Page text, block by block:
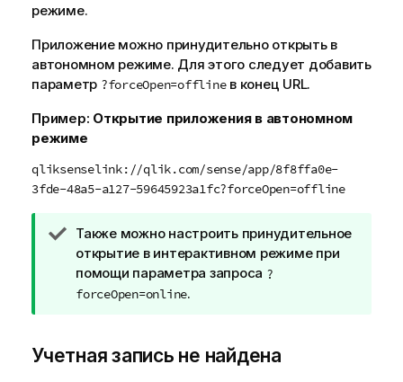
режиме.
Приложение можно принудительно открыть в
автономном режиме. Для этого следует добавить
параметр ?forceOpen=offlineв конец URL.
Пример: Открытие приложения в автономном
режиме
qliksenselink://qlik.com/sense/app/8f8ffa0e-
3fde-48a5-a127-59645923a1fc?forceOpen=offline
П
р
и
м
а
Также можно настроить принудительное
открытие в интерактивном режиме при
помощи параметра запроса ?
forceOpen=online.
Учетная запись не найдена